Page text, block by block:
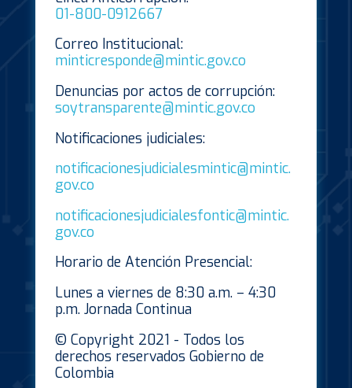
01-800-0912667
Correo Institucional:
minticresponde@mintic.gov.co
Denuncias por actos de corrupción:
soytransparente@mintic.gov.co
Notificaciones judiciales:
notificacionesjudicialesmintic@mintic.
gov.co
notificacionesjudicialesfontic@mintic.
gov.co
Horario de Atención Presencial:
Lunes a viernes de 8:30 a.m. – 4:30
p.m. Jornada Continua
© Copyright 2021 - Todos los
derechos reservados Gobierno de
Colombia